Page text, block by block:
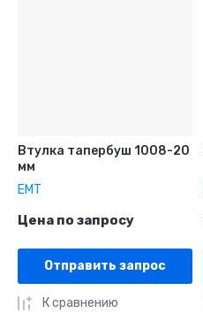
Втулка тапербуш 1008-20
мм
EMT
Цена по запросу
Отправить запрос
К сравнению